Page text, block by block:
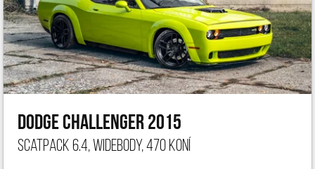
Dodge Challenger 2015
ScatPack 6.4, widebody, 470 koní